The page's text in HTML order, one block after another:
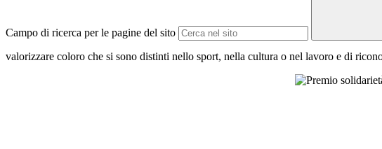
Campo di ricerca per le pagine del sito
valorizzare coloro che si sono distinti nello sport, nella cultura o nel lavoro e di